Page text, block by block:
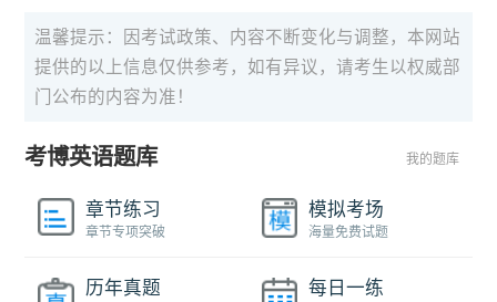
温馨提示：因考试政策、内容不断变化与调整，本网站
提供的以上信息仅供参考，如有异议，请考生以权威部
门公布的内容为准！
考博英语题库 我的题库
章节练习
章节专项突破
模拟考场
海量免费试题
历年真题 每日一练